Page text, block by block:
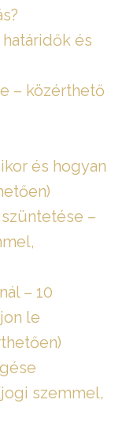
és
– közérthető
és hogyan
–
– 10
le
szemmel,